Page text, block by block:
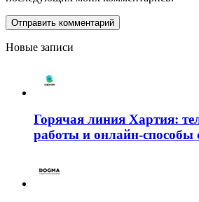
Новые записи
Горячая линия Хартия:
работы и онлайн-способы